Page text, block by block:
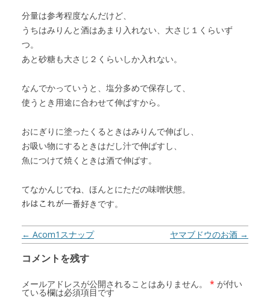
分量は参考程度なんだけど、
うちはみりんと酒はあまり入れない、大さじ１くらいず
つ。
あと砂糖も大さじ２くらいしか入れない。
なんでかっていうと、塩分多めで保存して、
使うとき用途に合わせて伸ばすから。
おにぎりに塗ったくるときはみりんで伸ばし、
お吸い物にするときはだし汁で伸ばすし、
魚につけて焼くときは酒で伸ばす。
てなかんじでね、ほんとにただの味噌状態。
ｵﾚはこれが一番好きです。
投稿ナビゲーション ヤマブドウのお酒 →
← Acom1スナップ
コメントを残す
メールアドレスが公開されることはありません。 * が付い
ている欄は必須項目です